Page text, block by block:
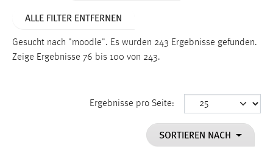
ALLE FILTER ENTFERNEN
Gesucht nach "moodle". Es wurden 243 Ergebnisse gefunden.
Zeige Ergebnisse 76 bis 100 von 243.
Ergebnisse pro Seite:
SORTIEREN NACH
Funktionen und sind für die einwandfreie Funktion der
Einverständnis
cookie_consent
Dieser Cookie speichert die ausgewählten Einverständnis-